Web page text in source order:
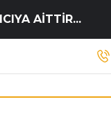
AİTTİR...